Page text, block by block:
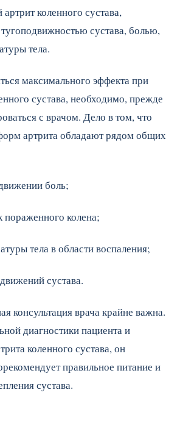
коленного сустава,
сустава, болью,
тела.
максимального эффекта при
сустава, необходимо, прежде
с врачом. Дело в том, что
артрита обладают рядом общих
боль;
пораженного колена;
тела в области воспаления;
сустава.
консультация врача крайне важна.
диагностики пациента и
коленного сустава, он
правильное питание и
сустава.